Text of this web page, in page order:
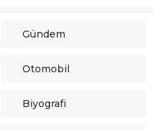
Gündem
Otomobil
Biyografi